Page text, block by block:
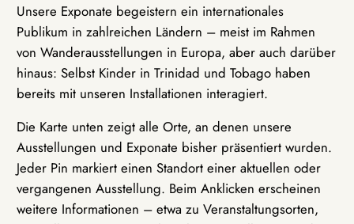
Unsere Exponate begeistern ein internationales
Publikum in zahlreichen Ländern – meist im Rahmen
von Wanderausstellungen in Europa, aber auch darüber
hinaus: Selbst Kinder in Trinidad und Tobago haben
bereits mit unseren Installationen interagiert.
Die Karte unten zeigt alle Orte, an denen unsere
Ausstellungen und Exponate bisher präsentiert wurden.
Jeder Pin markiert einen Standort einer aktuellen oder
vergangenen Ausstellung. Beim Anklicken erscheinen
weitere Informationen – etwa zu Veranstaltungsorten,